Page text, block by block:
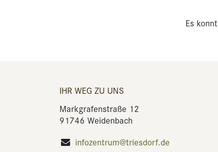
Es
IHR WEG ZU UNS
Markgrafenstraße 12
91746 Weidenbach
infozentrum@triesdorf.de